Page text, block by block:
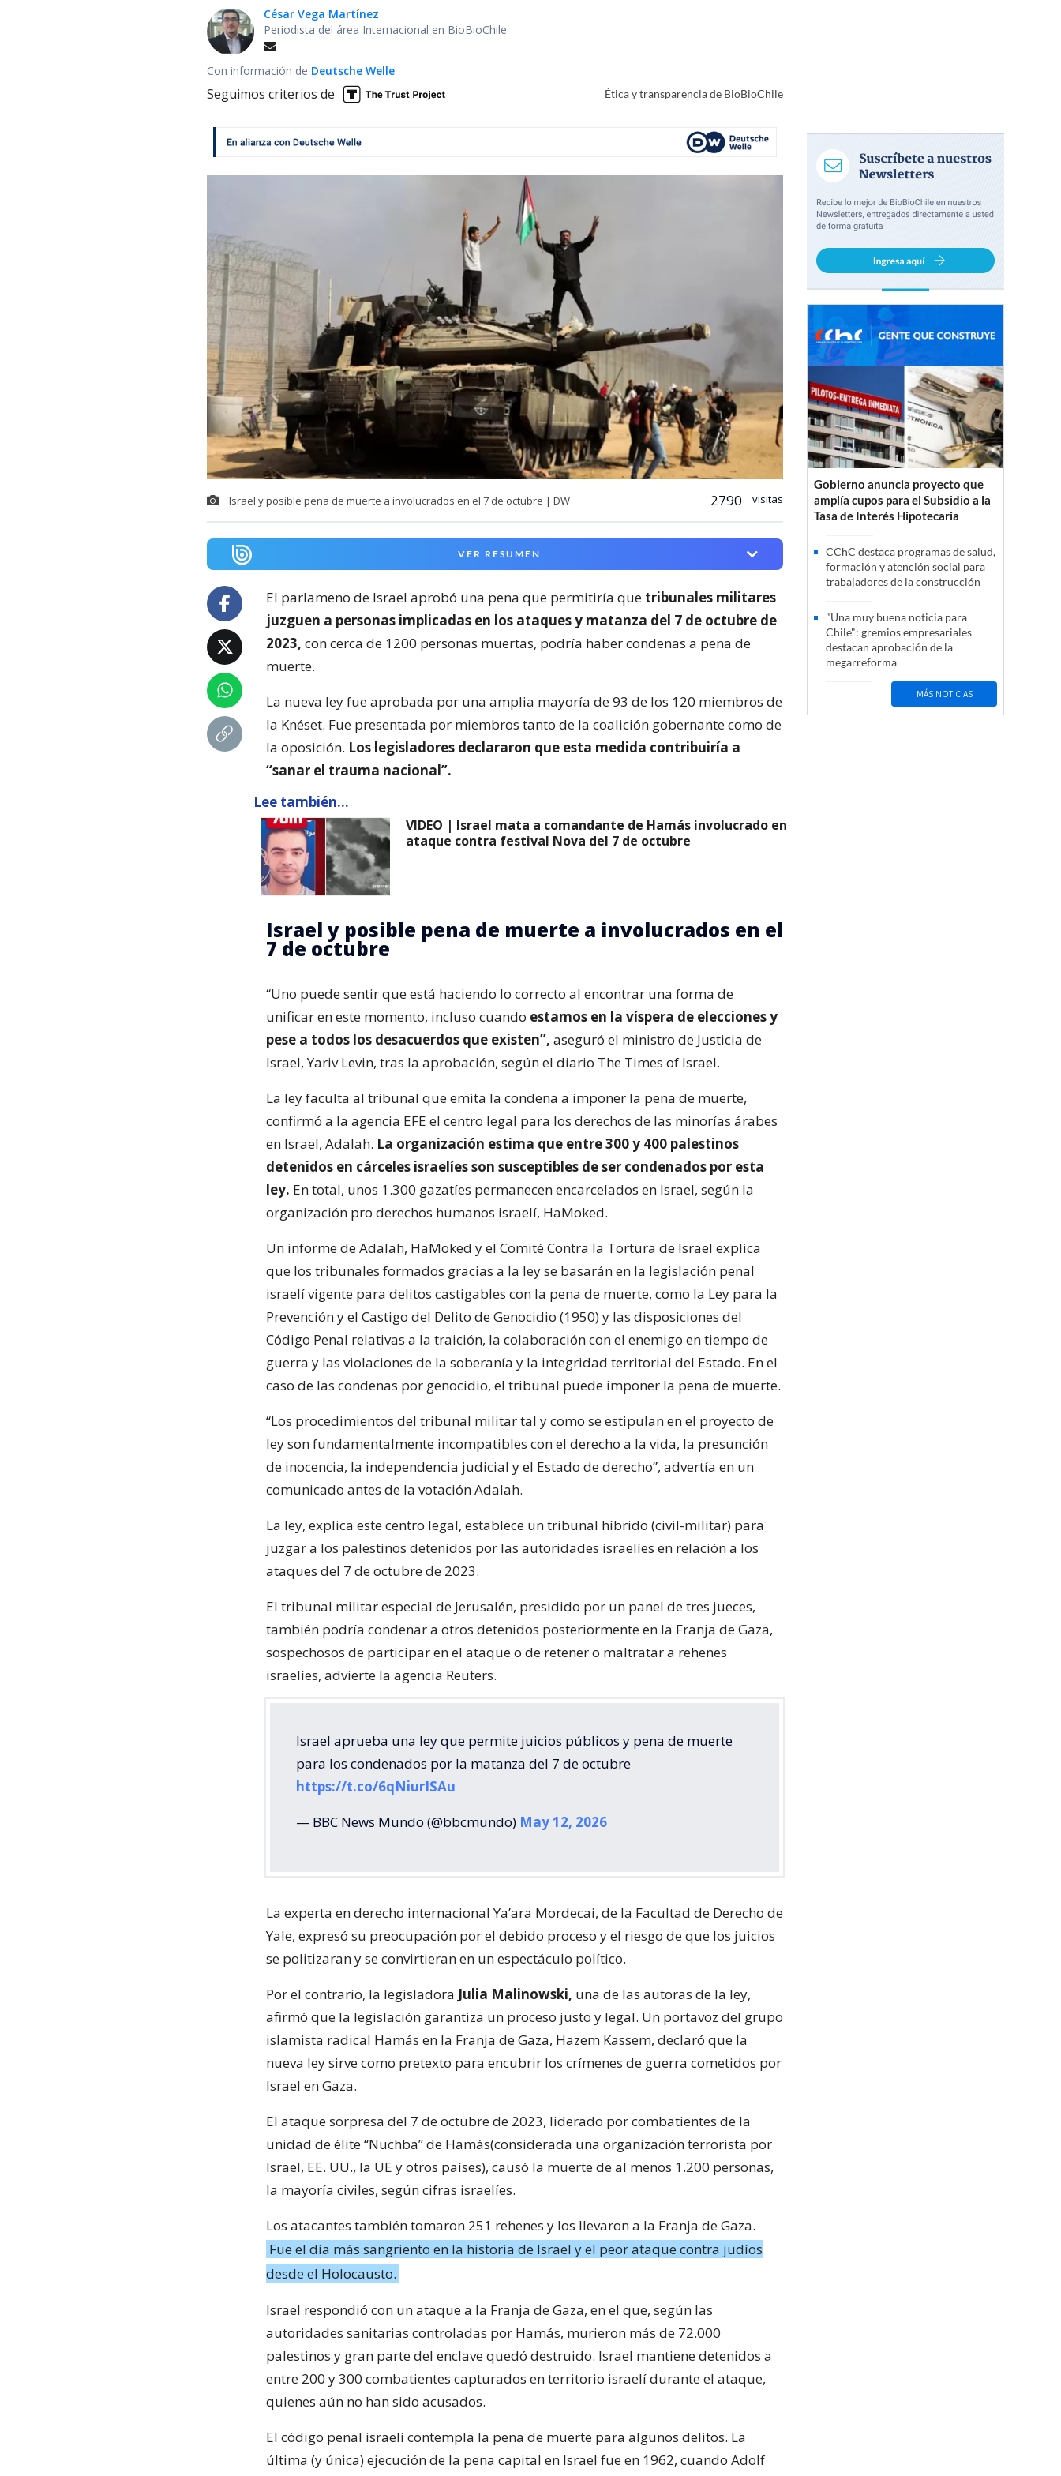
César Vega Martínez
Periodista del área Internacional en BioBioChile
Con información de Deutsche Welle
Seguimos criterios de Ética y transparencia de BioBioChile
Israel y posible pena de muerte a involucrados en el 7 de octubre | DW 2790 visitas
VER RESUMEN
El parlameno de Israel aprobó una pena que permitiría que tribunales militares
juzguen a personas implicadas en los ataques y matanza del 7 de octubre de
2023, con cerca de 1200 personas muertas, podría haber condenas a pena de
muerte.
La nueva ley fue aprobada por una amplia mayoría de 93 de los 120 miembros de
la Knéset. Fue presentada por miembros tanto de la coalición gobernante como de
la oposición. Los legisladores declararon que esta medida contribuiría a
“sanar el trauma nacional”.
Lee también...
VIDEO | Israel mata a comandante de Hamás involucrado en
ataque contra festival Nova del 7 de octubre
Israel y posible pena de muerte a involucrados en el
7 de octubre
“Uno puede sentir que está haciendo lo correcto al encontrar una forma de
unificar en este momento, incluso cuando estamos en la víspera de elecciones y
pese a todos los desacuerdos que existen”, aseguró el ministro de Justicia de
Israel, Yariv Levin, tras la aprobación, según el diario The Times of Israel.
La ley faculta al tribunal que emita la condena a imponer la pena de muerte,
confirmó a la agencia EFE el centro legal para los derechos de las minorías árabes
en Israel, Adalah. La organización estima que entre 300 y 400 palestinos
detenidos en cárceles israelíes son susceptibles de ser condenados por esta
ley. En total, unos 1.300 gazatíes permanecen encarcelados en Israel, según la
organización pro derechos humanos israelí, HaMoked.
Un informe de Adalah, HaMoked y el Comité Contra la Tortura de Israel explica
que los tribunales formados gracias a la ley se basarán en la legislación penal
israelí vigente para delitos castigables con la pena de muerte, como la Ley para la
Prevención y el Castigo del Delito de Genocidio (1950) y las disposiciones del
Código Penal relativas a la traición, la colaboración con el enemigo en tiempo de
guerra y las violaciones de la soberanía y la integridad territorial del Estado. En el
caso de las condenas por genocidio, el tribunal puede imponer la pena de muerte.
“Los procedimientos del tribunal militar tal y como se estipulan en el proyecto de
ley son fundamentalmente incompatibles con el derecho a la vida, la presunción
de inocencia, la independencia judicial y el Estado de derecho”, advertía en un
comunicado antes de la votación Adalah.
La ley, explica este centro legal, establece un tribunal híbrido (civil-militar) para
juzgar a los palestinos detenidos por las autoridades israelíes en relación a los
ataques del 7 de octubre de 2023.
El tribunal militar especial de Jerusalén, presidido por un panel de tres jueces,
también podría condenar a otros detenidos posteriormente en la Franja de Gaza,
sospechosos de participar en el ataque o de retener o maltratar a rehenes
israelíes, advierte la agencia Reuters.
Israel aprueba una ley que permite juicios públicos y pena de muerte
para los condenados por la matanza del 7 de octubre
https://t.co/6qNiurISAu
— BBC News Mundo (@bbcmundo) May 12, 2026
La experta en derecho internacional Ya’ara Mordecai, de la Facultad de Derecho de
Yale, expresó su preocupación por el debido proceso y el riesgo de que los juicios
se politizaran y se convirtieran en un espectáculo político.
Por el contrario, la legisladora Julia Malinowski, una de las autoras de la ley,
afirmó que la legislación garantiza un proceso justo y legal. Un portavoz del grupo
islamista radical Hamás en la Franja de Gaza, Hazem Kassem, declaró que la
nueva ley sirve como pretexto para encubrir los crímenes de guerra cometidos por
Israel en Gaza.
El ataque sorpresa del 7 de octubre de 2023, liderado por combatientes de la
unidad de élite “Nuchba” de Hamás(considerada una organización terrorista por
Israel, EE. UU., la UE y otros países), causó la muerte de al menos 1.200 personas,
la mayoría civiles, según cifras israelíes.
Los atacantes también tomaron 251 rehenes y los llevaron a la Franja de Gaza.
Fue el día más sangriento en la historia de Israel y el peor ataque contra judíos
desde el Holocausto.
Israel respondió con un ataque a la Franja de Gaza, en el que, según las
autoridades sanitarias controladas por Hamás, murieron más de 72.000
palestinos y gran parte del enclave quedó destruido. Israel mantiene detenidos a
entre 200 y 300 combatientes capturados en territorio israelí durante el ataque,
quienes aún no han sido acusados.
El código penal israelí contempla la pena de muerte para algunos delitos. La
última (y única) ejecución de la pena capital en Israel fue en 1962, cuando Adolf
Gobierno anuncia proyecto que
amplía cupos para el Subsidio a la
Tasa de Interés Hipotecaria
CChC destaca programas de salud,
formación y atención social para
trabajadores de la construcción
"Una muy buena noticia para
Chile": gremios empresariales
destacan aprobación de la
megarreforma
MÁS NOTICIAS